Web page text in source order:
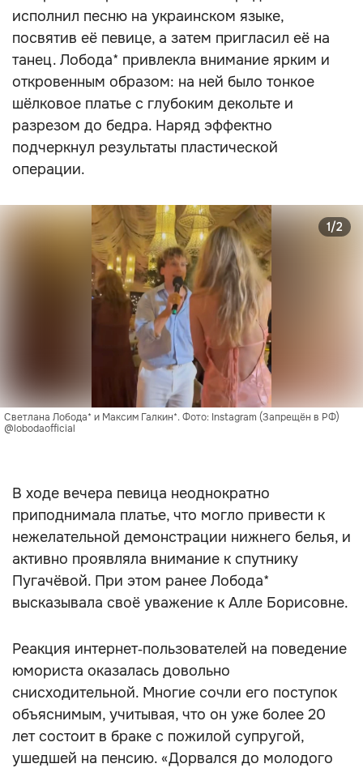
исполнил песню на украинском языке,
посвятив её певице, а затем пригласил её на
танец. Лобода* привлекла внимание ярким и
откровенным образом: на ней было тонкое
шёлковое платье с глубоким декольте и
разрезом до бедра. Наряд эффектно
подчеркнул результаты пластической
операции.
Светлана Лобода* и Максим Галкин*. Фото: Instagram (Запрещён в РФ)
@lobodaofficial
1/2
В ходе вечера певица неоднократно
приподнимала платье, что могло привести к
нежелательной демонстрации нижнего белья, и
активно проявляла внимание к спутнику
Пугачёвой. При этом ранее Лобода*
высказывала своё уважение к Алле Борисовне.
Реакция интернет‑пользователей на поведение
юмориста оказалась довольно
снисходительной. Многие сочли его поступок
объяснимым, учитывая, что он уже более 20
лет состоит в браке с пожилой супругой,
ушедшей на пенсию. «Дорвался до молодого